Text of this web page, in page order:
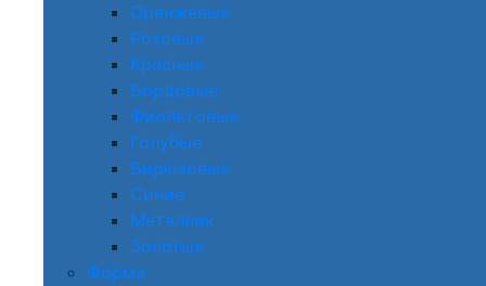
Оранжевые
Розовые
Красные
Бордовые
Фиолетовые
Голубые
Бирюзовые
Синие
Металлик
Золотые
Форма